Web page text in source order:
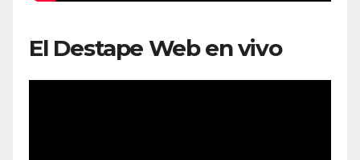
El Destape Web en vivo